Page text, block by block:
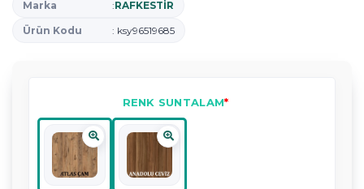
Marka :RAFKESTİR
Ürün Kodu : ksy96519685
RENK SUNTALAM